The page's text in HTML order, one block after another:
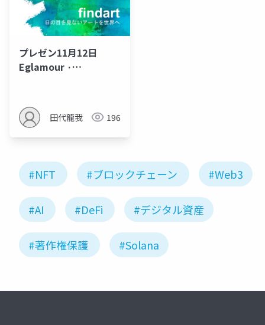
プレゼン11月12日
Eglamour ·
田代龍我 196
#NFT #ブロックチェーン #Web3
#AI #DeFi #デジタル資産
#著作権保護 #Solana